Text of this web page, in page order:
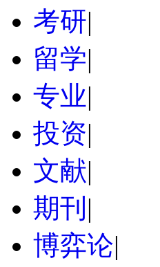
考研|
留学|
专业|
投资|
文献|
期刊 |
博弈论|